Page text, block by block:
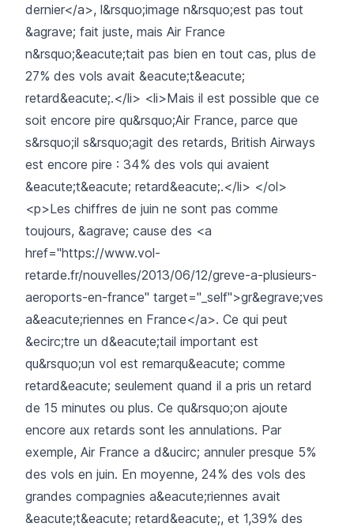
dernier</a>, l&rsquo;image n&rsquo;est pas tout
&agrave; fait juste, mais Air France
n&rsquo;&eacute;tait pas bien en tout cas, plus de
27% des vols avait &eacute;t&eacute;
retard&eacute;.</li> <li>Mais il est possible que ce
soit encore pire qu&rsquo;Air France, parce que
s&rsquo;il s&rsquo;agit des retards, British Airways
est encore pire : 34% des vols qui avaient
&eacute;t&eacute; retard&eacute;.</li> </ol>
<p>Les chiffres de juin ne sont pas comme
toujours, &agrave; cause des <a
href="https://www.vol-
retarde.fr/nouvelles/2013/06/12/greve-a-plusieurs-
aeroports-en-france" target="_self">gr&egrave;ves
a&eacute;riennes en France</a>. Ce qui peut
&ecirc;tre un d&eacute;tail important est
qu&rsquo;un vol est remarqu&eacute; comme
retard&eacute; seulement quand il a pris un retard
de 15 minutes ou plus. Ce qu&rsquo;on ajoute
encore aux retards sont les annulations. Par
exemple, Air France a d&ucirc; annuler presque 5%
des vols en juin. En moyenne, 24% des vols des
grandes compagnies a&eacute;riennes avait
&eacute;t&eacute; retard&eacute;, et 1,39% des